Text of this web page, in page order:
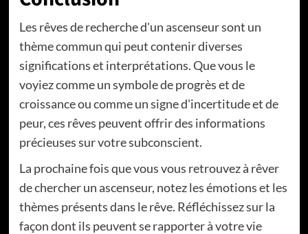
Les rêves de recherche d'un ascenseur sont un
thème commun qui peut contenir diverses
significations et interprétations. Que vous le
voyiez comme un symbole de progrès et de
croissance ou comme un signe d'incertitude et de
peur, ces rêves peuvent offrir des informations
précieuses sur votre subconscient.
La prochaine fois que vous vous retrouvez à rêver
de chercher un ascenseur, notez les émotions et les
thèmes présents dans le rêve. Réfléchissez sur la
façon dont ils peuvent se rapporter à votre vie